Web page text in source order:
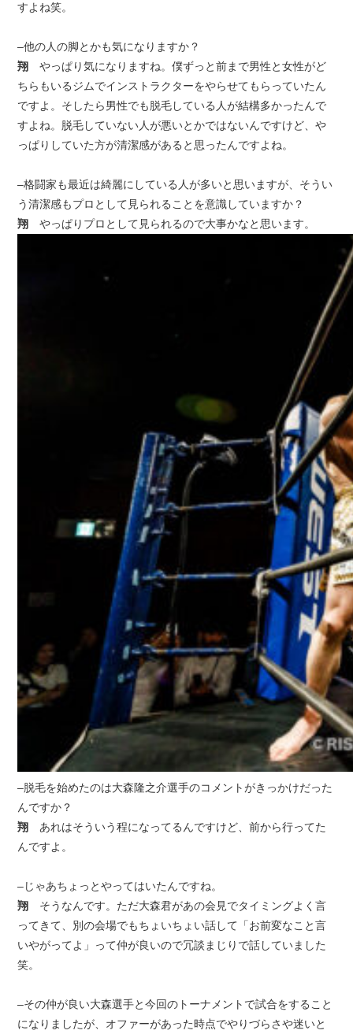
すよね笑。
–他の人の脚とかも気になりますか？
翔 やっぱり気になりますね。僕ずっと前まで男性と女性がど
ちらもいるジムでインストラクターをやらせてもらっていたん
ですよ。そしたら男性でも脱毛している人が結構多かったんで
すよね。脱毛していない人が悪いとかではないんですけど、や
っぱりしていた方が清潔感があると思ったんですよね。
–格闘家も最近は綺麗にしている人が多いと思いますが、そうい
う清潔感もプロとして見られることを意識していますか？
翔 やっぱりプロとして見られるので大事かなと思います。
–脱毛を始めたのは大森隆之介選手のコメントがきっかけだった
んですか？
翔 あれはそういう程になってるんですけど、前から行ってた
んですよ。
–じゃあちょっとやってはいたんですね。
翔 そうなんです。ただ大森君があの会見でタイミングよく言
ってきて、別の会場でもちょいちょい話して「お前変なこと言
いやがってよ」って仲が良いので冗談まじりで話していました
笑。
–その仲が良い大森選手と今回のトーナメントで試合をすること
になりましたが、オファーがあった時点でやりづらさや迷いと